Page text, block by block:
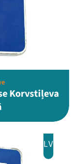
Korvstiļeva
LV